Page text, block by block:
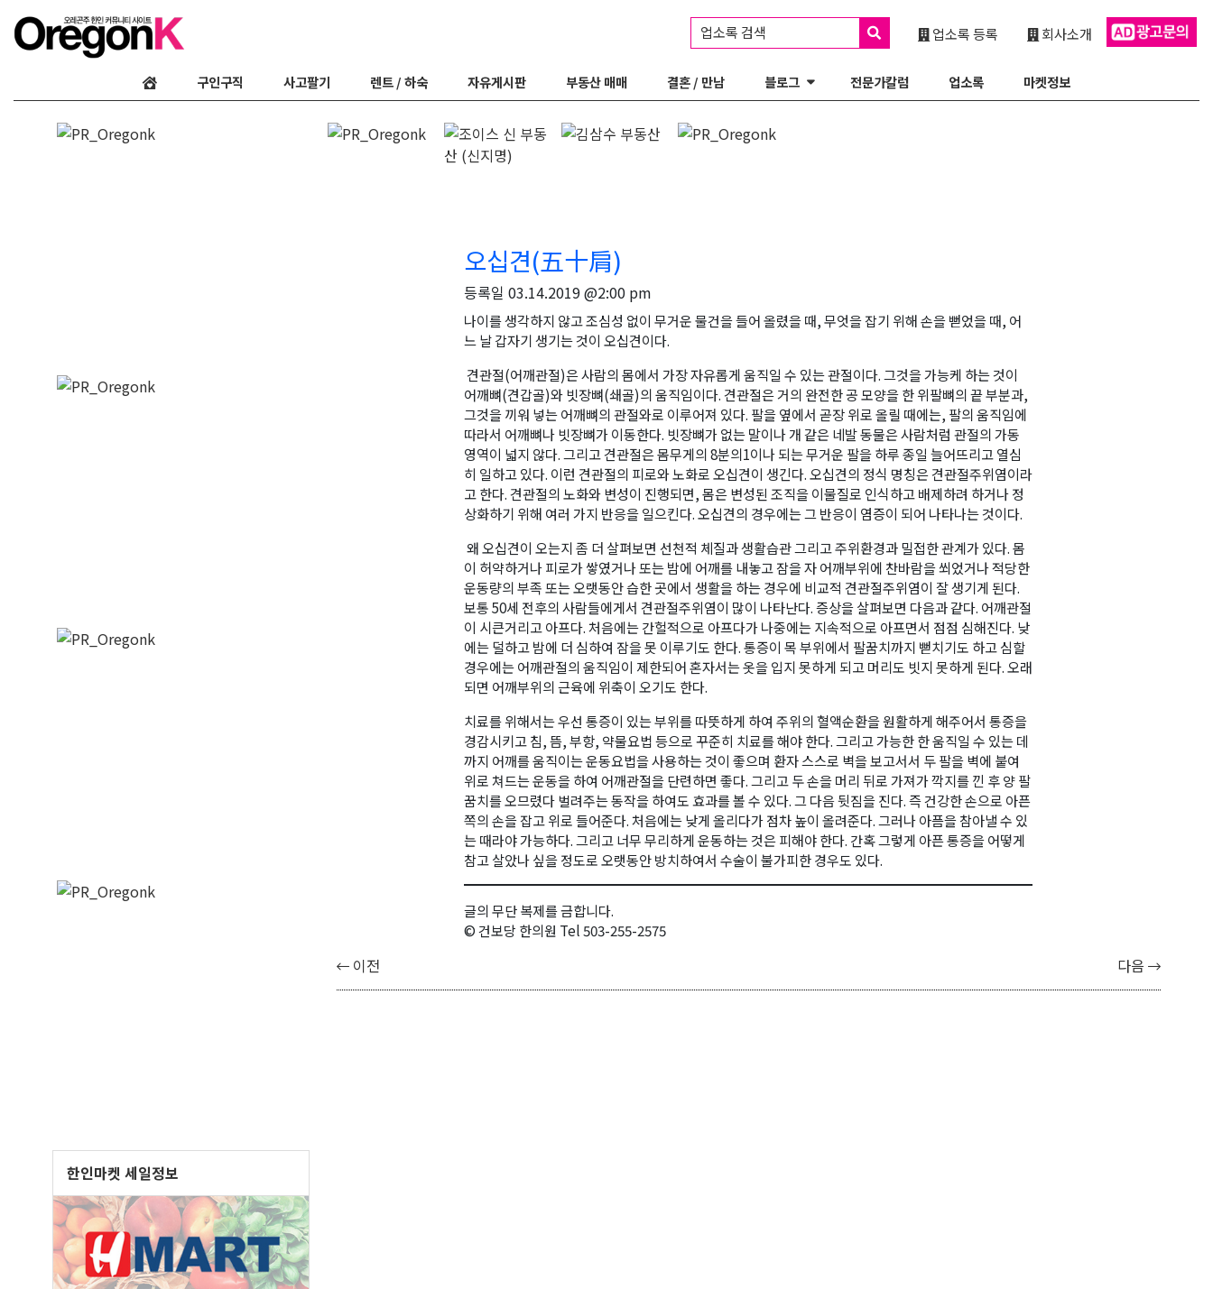
회사소개
업소록 등록
업소록 검색
구인구직 사고팔기 렌트 / 하숙 자유게시판 부동산 매매 결혼 / 만남 블로그 전문가칼럼 업소록 마켓정보
한인마켓 세일정보
오십견(五十肩)
등록일03.14.2019 @2:00 pm
나이를 생각하지 않고 조심성 없이 무거운 물건을 들어 올렸을 때, 무엇을 잡기 위해 손을 뻗었을 때, 어
느 날 갑자기 생기는 것이 오십견이다.
견관절(어깨관절)은 사람의 몸에서 가장 자유롭게 움직일 수 있는 관절이다. 그것을 가능케 하는 것이
어깨뼈(견갑골)와 빗장뼈(쇄골)의 움직임이다. 견관절은 거의 완전한 공 모양을 한 위팔뼈의 끝 부분과,
그것을 끼워 넣는 어깨뼈의 관절와로 이루어져 있다. 팔을 옆에서 곧장 위로 올릴 때에는, 팔의 움직임에
따라서 어깨뼈나 빗장뼈가 이동한다. 빗장뼈가 없는 말이나 개 같은 네발 동물은 사람처럼 관절의 가동
영역이 넓지 않다. 그리고 견관절은 몸무게의 8분의1이나 되는 무거운 팔을 하루 종일 늘어뜨리고 열심
히 일하고 있다. 이런 견관절의 피로와 노화로 오십견이 생긴다. 오십견의 정식 명칭은 견관절주위염이라
고 한다. 견관절의 노화와 변성이 진행되면, 몸은 변성된 조직을 이물질로 인식하고 배제하려 하거나 정
상화하기 위해 여러 가지 반응을 일으킨다. 오십견의 경우에는 그 반응이 염증이 되어 나타나는 것이다.
왜 오십견이 오는지 좀 더 살펴보면 선천적 체질과 생활습관 그리고 주위환경과 밀접한 관계가 있다. 몸
이 허약하거나 피로가 쌓였거나 또는 밤에 어깨를 내놓고 잠을 자 어깨부위에 찬바람을 쐬었거나 적당한
운동량의 부족 또는 오랫동안 습한 곳에서 생활을 하는 경우에 비교적 견관절주위염이 잘 생기게 된다.
보통 50세 전후의 사람들에게서 견관절주위염이 많이 나타난다. 증상을 살펴보면 다음과 같다. 어깨관절
이 시큰거리고 아프다. 처음에는 간헐적으로 아프다가 나중에는 지속적으로 아프면서 점점 심해진다. 낮
에는 덜하고 밤에 더 심하여 잠을 못 이루기도 한다. 통증이 목 부위에서 팔꿈치까지 뻗치기도 하고 심할
경우에는 어깨관절의 움직임이 제한되어 혼자서는 옷을 입지 못하게 되고 머리도 빗지 못하게 된다. 오래
되면 어깨부위의 근육에 위축이 오기도 한다.
치료를 위해서는 우선 통증이 있는 부위를 따뜻하게 하여 주위의 혈액순환을 원활하게 해주어서 통증을
경감시키고 침, 뜸, 부항, 약물요법 등으로 꾸준히 치료를 해야 한다. 그리고 가능한 한 움직일 수 있는 데
까지 어깨를 움직이는 운동요법을 사용하는 것이 좋으며 환자 스스로 벽을 보고서서 두 팔을 벽에 붙여
위로 쳐드는 운동을 하여 어깨관절을 단련하면 좋다. 그리고 두 손을 머리 뒤로 가져가 깍지를 낀 후 양 팔
꿈치를 오므렸다 벌려주는 동작을 하여도 효과를 볼 수 있다. 그 다음 뒷짐을 진다. 즉 건강한 손으로 아픈
쪽의 손을 잡고 위로 들어준다. 처음에는 낮게 올리다가 점차 높이 올려준다. 그러나 아픔을 참아낼 수 있
는 때라야 가능하다. 그리고 너무 무리하게 운동하는 것은 피해야 한다. 간혹 그렇게 아픈 통증을 어떻게
참고 살았나 싶을 정도로 오랫동안 방치하여서 수술이 불가피한 경우도 있다.
글의 무단 복제를 금합니다.
© 건보당 한의원 Tel 503-255-2575
이전 다음